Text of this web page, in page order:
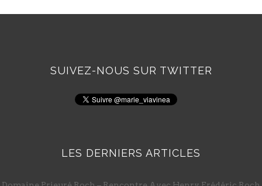
SUIVEZ-NOUS SUR TWITTER
LES DERNIERS ARTICLES